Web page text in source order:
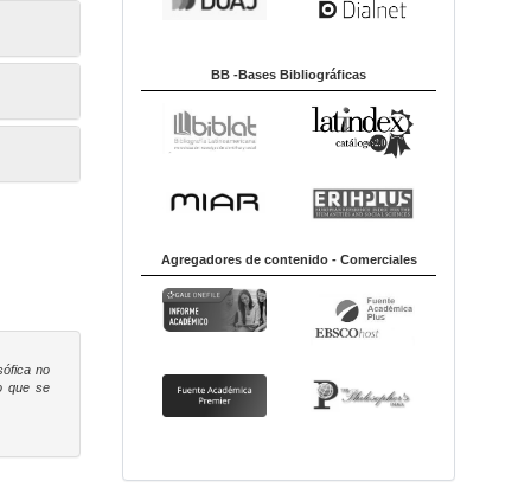
no
que se
BB -Bases Bibliográficas
Agregadores de contenido - Comerciales